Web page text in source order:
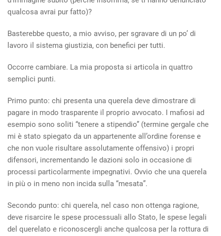
qualcosa avrai pur fatto)?
Basterebbe questo, a mio avviso, per sgravare di un po’ di
lavoro il sistema giustizia, con benefici per tutti.
Occorre cambiare. La mia proposta si articola in quattro
semplici punti.
Primo punto: chi presenta una querela deve dimostrare di
pagare in modo trasparente il proprio avvocato. I mafiosi ad
esempio sono soliti “tenere a stipendio” (termine gergale che
mi è stato spiegato da un appartenente all’ordine forense e
che non vuole risultare assolutamente offensivo) i propri
difensori, incrementando le dazioni solo in occasione di
processi particolarmente impegnativi. Ovvio che una querela
in più o in meno non incida sulla “mesata”.
Secondo punto: chi querela, nel caso non ottenga ragione,
deve risarcire le spese processuali allo Stato, le spese legali
del querelato e riconoscergli anche qualcosa per la rottura di